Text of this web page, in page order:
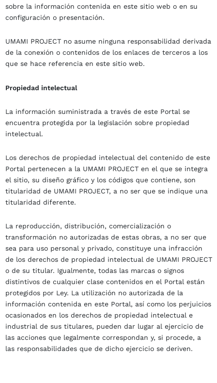
sobre la información contenida en este sitio web o en su
configuración o presentación.
UMAMI PROJECT no asume ninguna responsabilidad derivada
de la conexión o contenidos de los enlaces de terceros a los
que se hace referencia en este sitio web.
Propiedad intelectual
La información suministrada a través de este Portal se
encuentra protegida por la legislación sobre propiedad
intelectual.
Los derechos de propiedad intelectual del contenido de este
Portal pertenecen a la UMAMI PROJECT en el que se integra
el sitio, su diseño gráfico y los códigos que contiene, son
titularidad de UMAMI PROJECT, a no ser que se indique una
titularidad diferente.
La reproducción, distribución, comercialización o
transformación no autorizadas de estas obras, a no ser que
sea para uso personal y privado, constituye una infracción
de los derechos de propiedad intelectual de UMAMI PROJECT
o de su titular. Igualmente, todas las marcas o signos
distintivos de cualquier clase contenidos en el Portal están
protegidos por Ley. La utilización no autorizada de la
información contenida en este Portal, así como los perjuicios
ocasionados en los derechos de propiedad intelectual e
industrial de sus titulares, pueden dar lugar al ejercicio de
las acciones que legalmente correspondan y, si procede, a
las responsabilidades que de dicho ejercicio se deriven.